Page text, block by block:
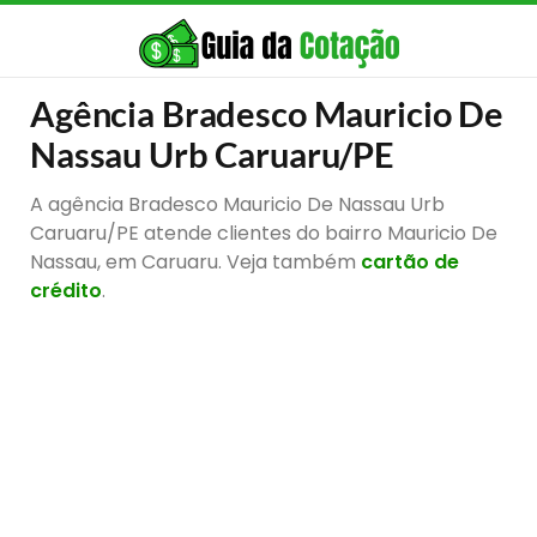
Agência Bradesco Mauricio De
Nassau Urb Caruaru/PE
A agência Bradesco Mauricio De Nassau Urb
Caruaru/PE atende clientes do bairro Mauricio De
Nassau, em Caruaru. Veja também cartão de
crédito.